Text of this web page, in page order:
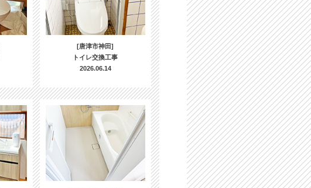
[唐津市神田]
トイレ交換工事
2026.06.14